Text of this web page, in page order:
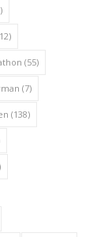
(55)
(7)
(138)